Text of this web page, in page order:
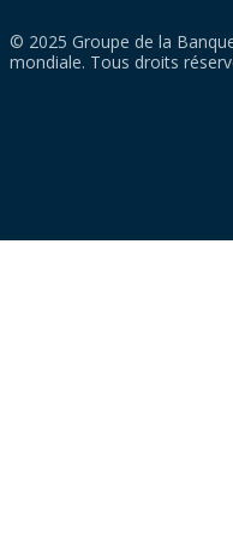
© 2025 Groupe de la
mondiale. Tous droits